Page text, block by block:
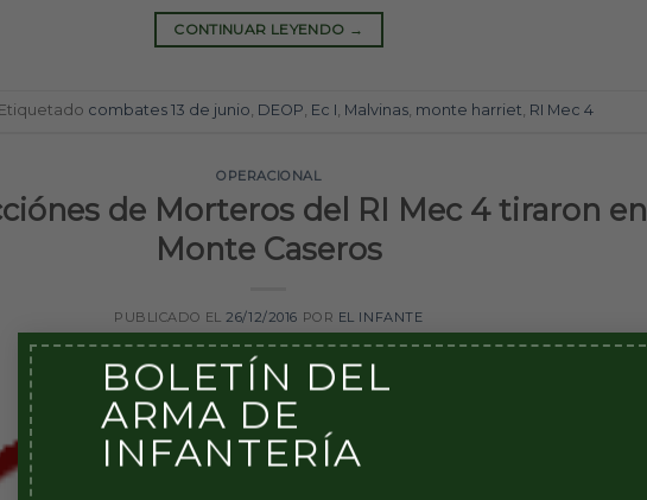
BOLETÍN DEL
ARMA DE
INFANTERÍA
CONTINUAR LEYENDO →
Etiquetado combates 13 de junio, DEOP, Ec I, Malvinas, monte harriet, RI Mec 4
OPERACIONAL
de Morteros del RI Mec 4 tiraron en
Monte Caseros
PUBLICADO EL 26/12/2016 POR EL INFANTE